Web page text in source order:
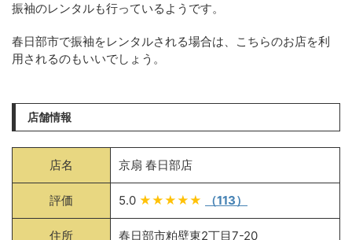
振袖のレンタルも行っているようです。
春日部市で振袖をレンタルされる場合は、こちらのお店を利
用されるのもいいでしょう。
店舗情報
店名 京扇 春日部店
評価 5.0 ★★★★★ （113）
住所 春日部市粕壁東2丁目7-20